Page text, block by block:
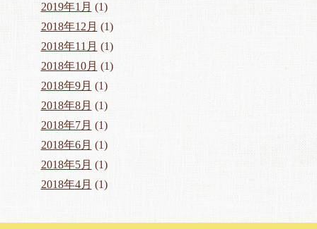
2019年1月 (1)
2018年12月 (1)
2018年11月 (1)
2018年10月 (1)
2018年9月 (1)
2018年8月 (1)
2018年7月 (1)
2018年6月 (1)
2018年5月 (1)
2018年4月 (1)